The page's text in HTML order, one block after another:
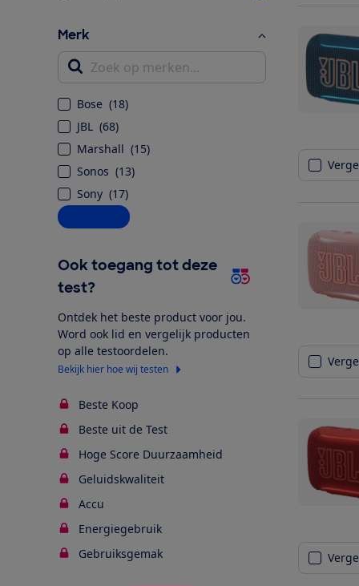
Merk
Zoek op merken...
Bose (18)
JBL
(68)
Marshall (15)
Sonos (13)
Sony (17)
Alle opties
Ook toegang tot deze
test?
Ontdek het beste product voor jou.
Word ook lid en vergelijk producten
op alle testoordelen.
Bekijk hier hoe wij testen
Beste Koop
Beste uit de Test
Hoge Score Duurzaamheid
Geluidskwaliteit
Accu
Energiegebruik
Gebruiksgemak